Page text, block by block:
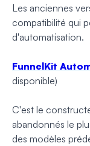
Les anciennes
compatibilité qui
d'automatisation.
FunnelKit
disponible)
C'est le
abandonnés le
des modèles